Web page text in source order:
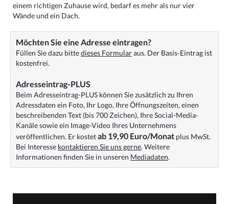
einem richtigen Zuhause wird, bedarf es mehr als nur vier
Wände und ein Dach.
Möchten Sie eine Adresse eintragen?
Füllen Sie dazu bittedieses Formularaus. Der Basis-Eintrag ist
kostenfrei.
Adresseintrag-PLUS
Beim Adresseintrag-PLUS können Sie zusätzlich zu Ihren
Adressdaten ein Foto, Ihr Logo, Ihre Öffnungszeiten, einen
beschreibenden Text (bis 700 Zeichen), Ihre Social-Media-
Kanäle sowie ein Image-Video Ihres Unternehmens
veröffentlichen. Er kostetab 19,90 Euro/Monat plus MwSt.
Bei Interesse kontaktieren Sie uns gerne. Weitere
Informationen finden Sie in unseren Mediadaten.